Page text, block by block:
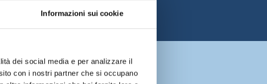
Informazioni sui cookie
dei social media e per analizzare il
con i nostri partner che si occupano